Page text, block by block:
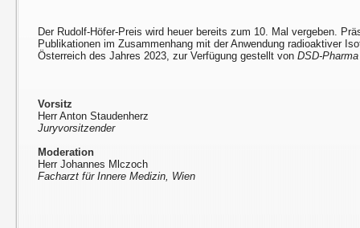
Der Rudolf-Höfer-Preis wird heuer bereits zum 10. Mal vergeben.
Publikationen im Zusammenhang mit der Anwendung radioaktiver
Österreich des Jahres 2023, zur Verfügung gestellt vonDSD-
Vorsitz
Herr Anton Staudenherz
Juryvorsitzender
Moderation
Herr Johannes Mlczoch
Facharzt für Innere Medizin, Wien